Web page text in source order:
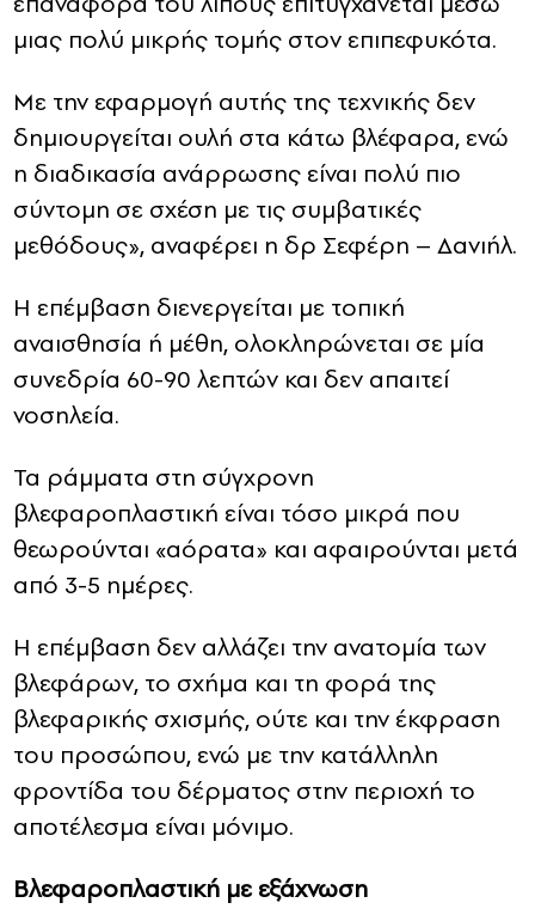
μιας πολύ μικρής τομής στον επιπεφυκότα.
Με την εφαρμογή αυτής της τεχνικής δεν
δημιουργείται ουλή στα κάτω βλέφαρα, ενώ
η διαδικασία ανάρρωσης είναι πολύ πιο
σύντομη σε σχέση με τις συμβατικές
μεθόδους», αναφέρει η δρ Σεφέρη – Δανιήλ.
Η επέμβαση διενεργείται με τοπική
αναισθησία ή μέθη, ολοκληρώνεται σε μία
συνεδρία 60-90 λεπτών και δεν απαιτεί
νοσηλεία.
Τα ράμματα στη σύγχρονη
βλεφαροπλαστική είναι τόσο μικρά που
θεωρούνται «αόρατα» και αφαιρούνται μετά
από 3-5 ημέρες.
Η επέμβαση δεν αλλάζει την ανατομία των
βλεφάρων, το σχήμα και τη φορά της
βλεφαρικής σχισμής, ούτε και την έκφραση
του προσώπου, ενώ με την κατάλληλη
φροντίδα του δέρματος στην περιοχή το
αποτέλεσμα είναι μόνιμο.
Βλεφαροπλαστική με εξάχνωση